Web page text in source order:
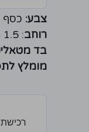
צבע: כסף
רוחב: 1.5 מטר
בד
מומלץ
רכישת